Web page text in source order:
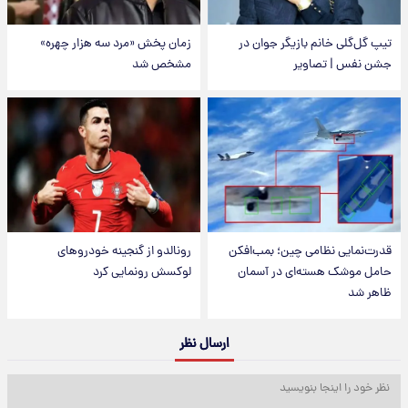
تیپ گل‌گلی خانم بازیگر جوان در
جشن نفس | تصاویر
زمان پخش «مرد سه هزار چهره»
مشخص شد
قدرت‌نمایی نظامی چین؛ بمب‌افکن
حامل موشک هسته‌ای در آسمان
ظاهر شد
رونالدو از گنجینه خودروهای
لوکسش رونمایی کرد
ارسال نظر